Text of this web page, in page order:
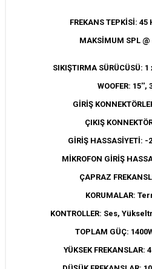
FREKANS TEPKİSİ:
MAKSİMUM SPL
SIKIŞTIRMA SÜRÜCÜSÜ:
WOOFER: 15'',
GİRİŞ
ÇIKIŞ
GİRİŞ HASSASİYETİ:
MİKROFON GİRİŞ
ÇAPRAZ
KORUMALAR:
KONTROLLER: Ses,
TOPLAM GÜÇ:
YÜKSEK FREKANSLAR: